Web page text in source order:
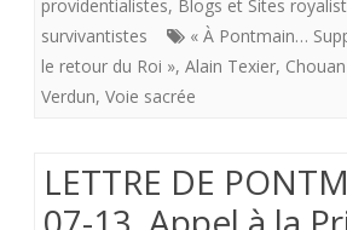
providentialistes, Blogs et Sites
survivantistes
« À Pontmain…
le retour du Roi », Alain Texier,
Verdun, Voie sacrée
LETTRE DE